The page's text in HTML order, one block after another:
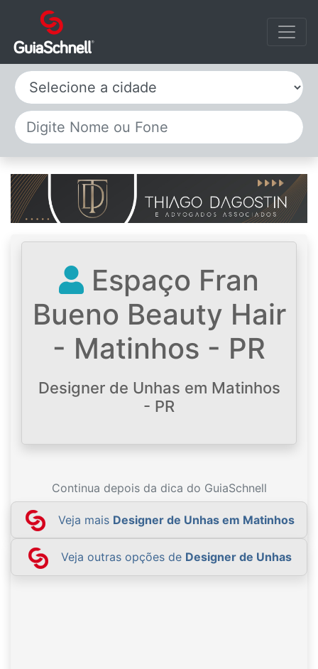
Selecione a cidade
Espaço Fran
Bueno Beauty Hair
- Matinhos - PR
Designer de Unhas em Matinhos
- PR
Continua depois da dica do GuiaSchnell
Veja mais Designer de Unhas em Matinhos
Veja outras opções de Designer de Unhas